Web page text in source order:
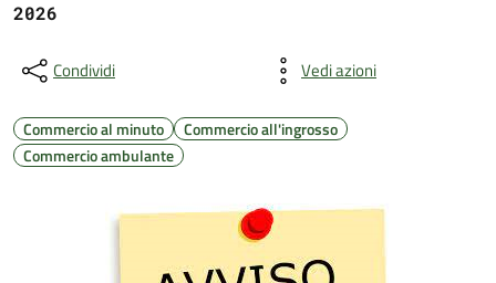
2026
Condividi Vedi azioni
Commercio al minuto
Commercio all'ingrosso
Commercio ambulante